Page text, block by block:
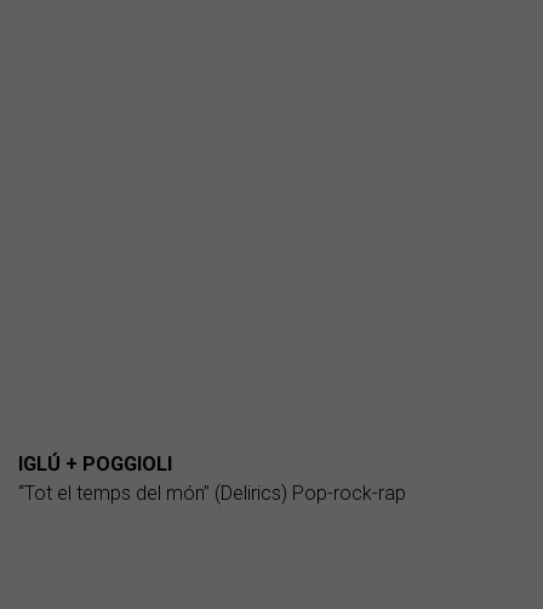
IGLÚ + POGGIOLI
“Tot el temps del món” (Delirics) Pop-rock-rap